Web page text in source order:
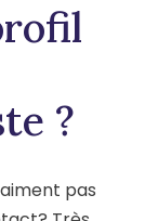
?
pas